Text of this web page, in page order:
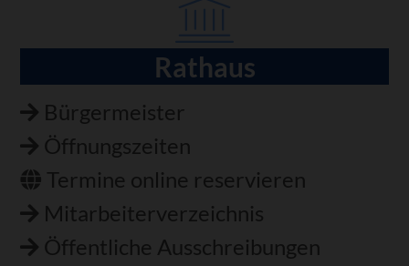
Rathaus
Bürgermeister
Öffnungszeiten
Termine online reservieren
Mitarbeiterverzeichnis
Öffentliche Ausschreibungen